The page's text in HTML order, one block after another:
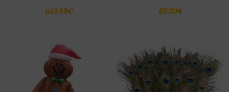
4.78
549.99€ 59.99€